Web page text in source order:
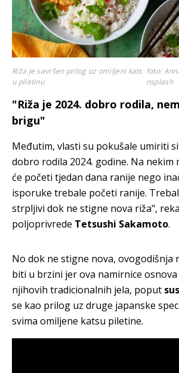
Riža je savršen prilog uz omiljeni kats
u piletinu
foto:
nsplash
"Riža je 2024. dobro rodila,
brigu"
Međutim, vlasti su pokušale umiriti
dobro rodila 2024. godine. Na nekim
će početi tjedan dana ranije nego
isporuke trebale početi ranije.
strpljivi dok ne stigne nova riža",
poljoprivrede Tetsushi Sakamoto.
No dok ne stigne nova, ovogodišnja
biti u brzini jer ova namirnice
njihovih tradicionalnih jela, poput
se kao prilog uz druge japanske
svima omiljene katsu piletine.